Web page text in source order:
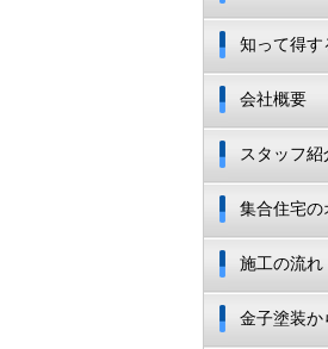
知って得す
会社概要
スタッフ紹
集合住宅の
施工の流れ
金子塗装か